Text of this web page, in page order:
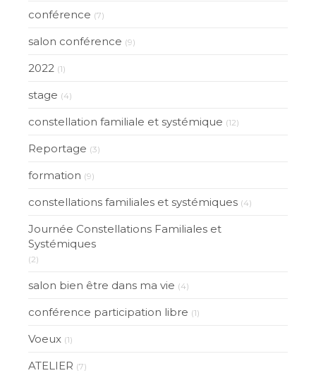
conférence (7)
salon conférence (9)
2022 (1)
stage (4)
constellation familiale et systémique (12)
Reportage (3)
formation (9)
constellations familiales et systémiques (4)
Journée Constellations Familiales et
Systémiques
(2)
salon bien être dans ma vie (4)
conférence participation libre (1)
Voeux (1)
ATELIER (7)